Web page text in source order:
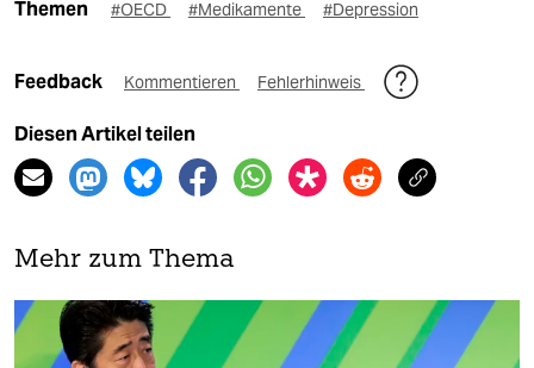
Themen #OECD #Medikamente #Depression
Feedback Kommentieren Fehlerhinweis
Diesen Artikel teilen
Mehr zum Thema